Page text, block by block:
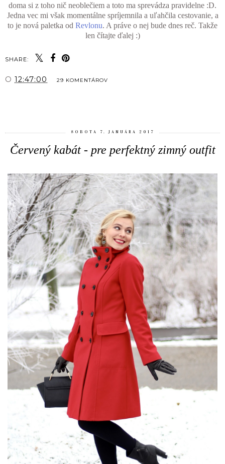
doma si z toho nič neoblečiem a toto ma sprevádza pravidelne :D.
Jedna vec mi však momentálne spríjemnila a uľahčila cestovanie, a
to je nová paletka od Revlonu. A práve o nej bude dnes reč. Takže
len čítajte ďalej :)
SHARE:
O 12:47:00 29 KOMENTÁROV
SOBOTA 7. JANUÁRA 2017
Červený kabát - pre perfektný zimný outfit